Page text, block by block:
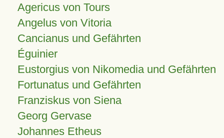
Agericus von Tours
Angelus von Vitoria
Cancianus und Gefährten
Éguinier
Eustorgius von Nikomedia und Gefährten
Fortunatus und Gefährten
Franziskus von Siena
Georg Gervase
Johannes Etheus